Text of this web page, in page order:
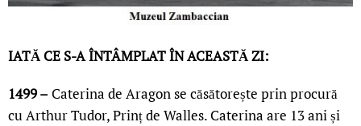
IATĂ CE S-A ÎNTÂMPLAT ÎN ACEASTĂ ZI:
1499 – Caterina de Aragon se căsătorește prin procură
cu Arthur Tudor, Prinț de Walles. Caterina are 13 ani și